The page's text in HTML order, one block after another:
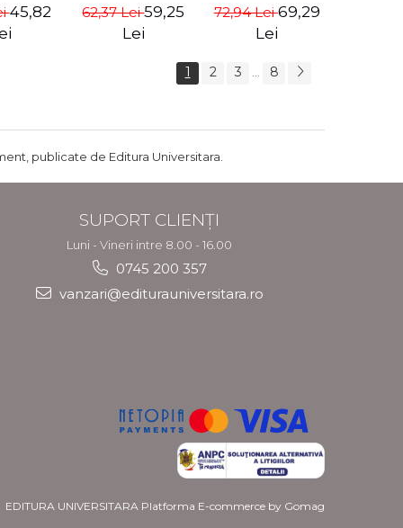
Nastase
45,82
impreuna, iar
altele nu. Editia a
62,37 Lei59,25
Lei
Guda
72,94 Lei69,29
Lei
1 2 3 8
publicate de Editura Universitara.
SUPORT CLIENȚI
Luni - Vineri intre 8.00 - 16.00
0745 200 357
vanzari@editurauniversitara.ro
EDITURA UNIVERSITARA Platforma E-commerce by Gomag